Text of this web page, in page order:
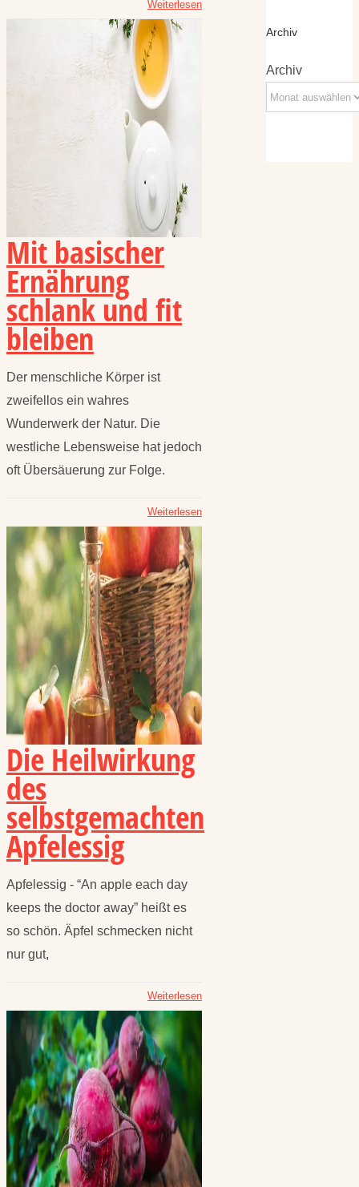
Weiterlesen
Mit basischer
Ernährung
schlank und fit
bleiben
Der menschliche Körper ist
zweifellos ein wahres
Wunderwerk der Natur. Die
westliche Lebensweise hat jedoch
oft Übersäuerung zur Folge.
Weiterlesen
Die Heilwirkung
des
selbstgemachten
Apfelessig
Apfelessig - “An apple each day
keeps the doctor away” heißt es
so schön. Äpfel schmecken nicht
nur gut,
Weiterlesen
Archiv
Archiv